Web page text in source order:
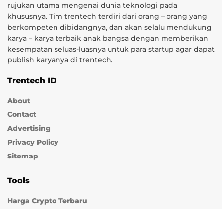
rujukan utama mengenai dunia teknologi pada
khususnya. Tim trentech terdiri dari orang – orang yang
berkompeten dibidangnya, dan akan selalu mendukung
karya – karya terbaik anak bangsa dengan memberikan
kesempatan seluas-luasnya untuk para startup agar dapat
publish karyanya di trentech.
Trentech ID
About
Contact
Advertising
Privacy Policy
Sitemap
Tools
Harga Crypto Terbaru